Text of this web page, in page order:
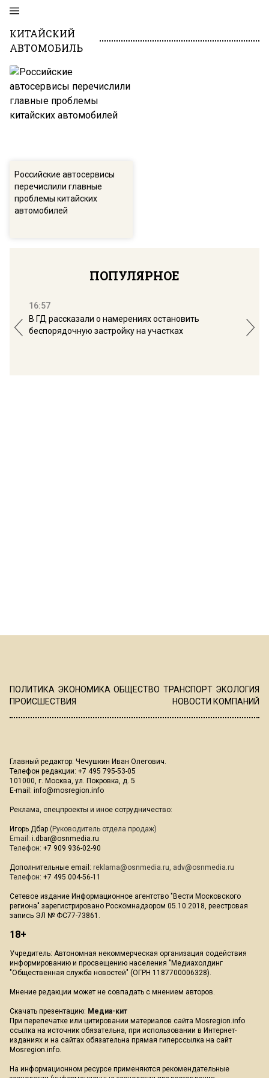
КИТАЙСКИЙ
АВТОМОБИЛЬ
Российские автосервисы
перечислили главные
проблемы китайских
автомобилей
ПОПУЛЯРНОЕ
16:57
В ГД рассказали о намерениях остановить
беспорядочную застройку на участках
ПОЛИТИКА ЭКОНОМИКА ОБЩЕСТВО ТРАНСПОРТ ЭКОЛОГИЯ
ПРОИСШЕСТВИЯ
НОВОСТИ КОМПАНИЙ
Главный редактор: Чечушкин Иван Олегович.
Телефон редакции: +7 495 795-53-05
101000, г. Москва, ул. Покровка, д. 5
E-mail: info@mosregion.info
Реклама, спецпроекты и иное сотрудничество:
Игорь Дбар (Руководитель отдела продаж)
Email: i.dbar@osnmedia.ru
Телефон: +7 909 936-02-90
Дополнительные email: reklama@osnmedia.ru, adv@osnmedia.ru
Телефон: +7 495 004-56-11
Сетевое издание Информационное агентство "Вести Московского
региона" зарегистрировано Роскомнадзором 05.10.2018, реестровая
запись ЭЛ № ФС77-73861.
18+
Учредитель: Автономная некоммерческая организация содействия
информированию и просвещению населения "Медиахолдинг
"Общественная служба новостей" (ОГРН 1187700006328).
Мнение редакции может не совпадать с мнением авторов.
Скачать презентацию: Медиа-кит
При перепечатке или цитировании материалов сайта Mosregion.info
ссылка на источник обязательна, при использовании в Интернет-
изданиях и на сайтах обязательна прямая гиперссылка на сайт
Mosregion.info.
На информационном ресурсе применяются рекомендательные